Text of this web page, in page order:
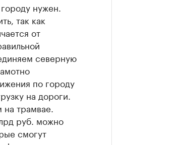
нужен.
так как
от
северную
по городу
на дороги.
трамвае.
руб. можно
смогут